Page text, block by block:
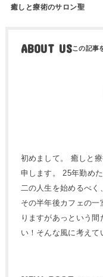
癒しと療術のサロン聖
ABOUT US
初めまして。 癒しと
申します。 25年勤め
二の人生を始めるべ
その半年後カフェの
りますがあっという
い！そんな風に考えて